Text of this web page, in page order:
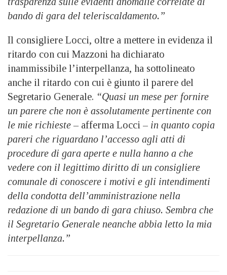
bando di gara del teleriscaldamento.”
Il consigliere Locci, oltre a mettere in evidenza il
ritardo con cui Mazzoni ha dichiarato
inammissibile l’interpellanza, ha sottolineato
anche il ritardo con cui è giunto il parere del
Segretario Generale. “Quasi un mese per fornire
un parere che non è assolutamente pertinente con
le mie richieste – afferma Locci – in quanto copia
pareri che riguardano l’accesso agli atti di
procedure di gara aperte e nulla hanno a che
vedere con il legittimo diritto di un consigliere
comunale di conoscere i motivi e gli intendimenti
della condotta dell’amministrazione nella
redazione di un bando di gara chiuso. Sembra che
il Segretario Generale neanche abbia letto la mia
interpellanza.”